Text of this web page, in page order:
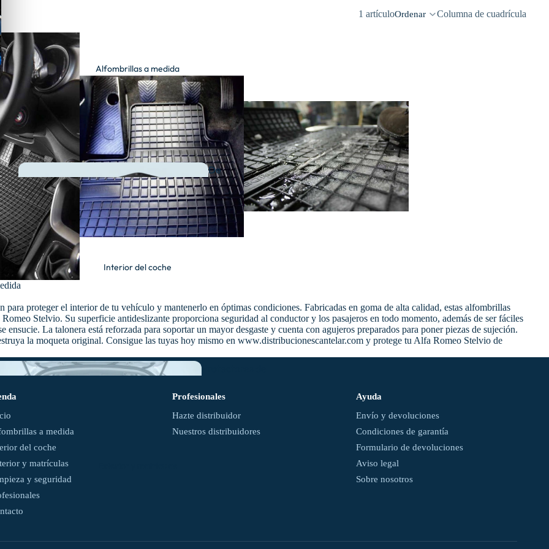
Alfombrillas a medida
De
goma
moqueta
Ver
Interior del coche
Protectores de
1 artículoOrdenar Columna de cuadrícula
proteger el interior de tu vehículo y mantenerlo en óptimas condiciones. Fabricadas en goma de alta calidad, estas alfombrillas
Stelvio. Su superficie antideslizante proporciona seguridad al conductor y los pasajeros en todo momento, además de ser fáciles
La talonera está reforzada para soportar un mayor desgaste y cuenta con agujeros preparados para poner piezas de sujeción.
la moqueta original. Consigue las tuyas hoy mismo en www.distribucionescantelar.com y protege tu Alfa Romeo Stelvio de
a medida
del coche
y matrículas
y seguridad
Profesionales
Hazte distribuidor
Nuestros distribuidores
Ayuda
Envío y devoluciones
Condiciones de garantía
Formulario de devoluciones
Aviso legal
Sobre nosotros